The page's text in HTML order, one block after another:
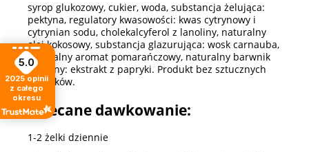
syrop glukozowy, cukier, woda, substancja żelująca:
pektyna, regulatory kwasowości: kwas cytrynowy i
cytrynian sodu, cholekalcyferol z lanoliny, naturalny
olej kokosowy, substancja glazurująca: wosk carnauba,
naturalny aromat pomarańczowy, naturalny barwnik
roślinny: ekstrakt z papryki. Produkt bez sztucznych
dodatków.
Zalecane dawkowanie:
1-2 żelki dziennie
5.0
2025 opinii
z całego
okresu